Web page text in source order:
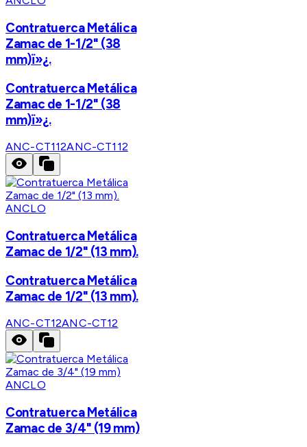
Contratuerca Metálica
Zamac de 1-1/2" (38
mm)ï»¿.
Contratuerca Metálica
Zamac de 1-1/2" (38
mm)ï»¿.
ANC-CT112ANC-CT112
ANCLO
Contratuerca Metálica
Zamac de 1/2" (13 mm).
Contratuerca Metálica
Zamac de 1/2" (13 mm).
ANC-CT12ANC-CT12
ANCLO
Contratuerca Metálica
Zamac de 3/4" (19 mm)